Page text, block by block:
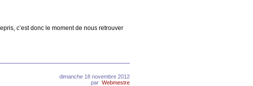
c’est donc le moment de nous retrouver
dimanche 18 novembre 2012
par Webmestre